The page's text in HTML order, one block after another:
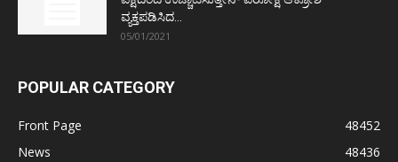
ವ್ಯಕ್ತಪಡಿಸಿದ...
05/01/2021
POPULAR CATEGORY
Front Page
48452
News
48436